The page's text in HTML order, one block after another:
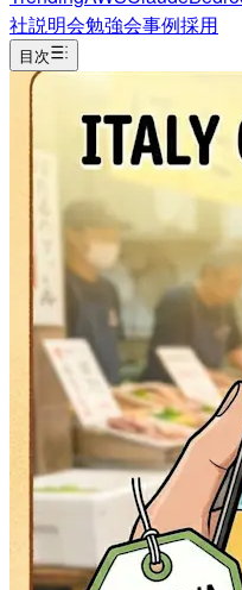
社説明会勉強会事例採用
目次